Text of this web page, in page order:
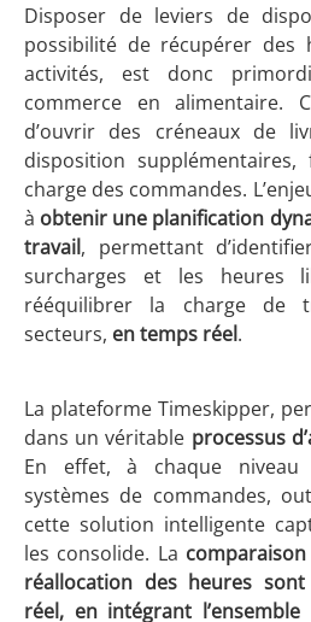
Disposer de leviers de
possibilité de récupérer des
activités, est donc
commerce en alimentaire.
d’ouvrir des créneaux de
disposition
charge des commandes.
à obtenir une planification
travail, permettant
surcharges et les heures
rééquilibrer la charge de
secteurs, en temps réel.
La plateforme Timeskipper,
dans un véritable processus
En effet, à chaque niveau
systèmes de commandes,
cette solution intelligente
les consolide. La
réallocation des heures
réel, en intégrant